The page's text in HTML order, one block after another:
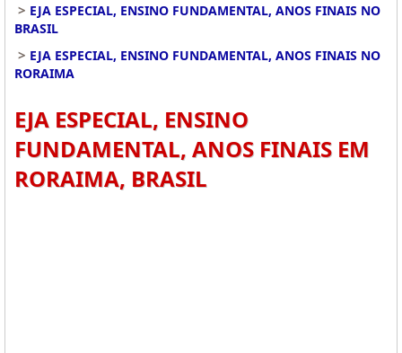
> EJA ESPECIAL, ENSINO FUNDAMENTAL, ANOS FINAIS NO
BRASIL
> EJA ESPECIAL, ENSINO FUNDAMENTAL, ANOS FINAIS NO
RORAIMA
EJA ESPECIAL, ENSINO
FUNDAMENTAL, ANOS FINAIS EM
RORAIMA, BRASIL